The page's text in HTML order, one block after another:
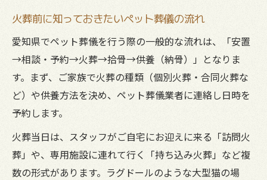
火葬前に知っておきたいペット葬儀の流れ
愛知県でペット葬儀を行う際の一般的な流れは、「安置
→相談・予約→火葬→拾骨→供養（納骨）」となりま
す。まず、ご家族で火葬の種類（個別火葬・合同火葬な
ど）や供養方法を決め、ペット葬儀業者に連絡し日時を
予約します。
火葬当日は、スタッフがご自宅にお迎えに来る「訪問火
葬」や、専用施設に連れて行く「持ち込み火葬」など複
数の形式があります。ラグドールのような大型猫の場